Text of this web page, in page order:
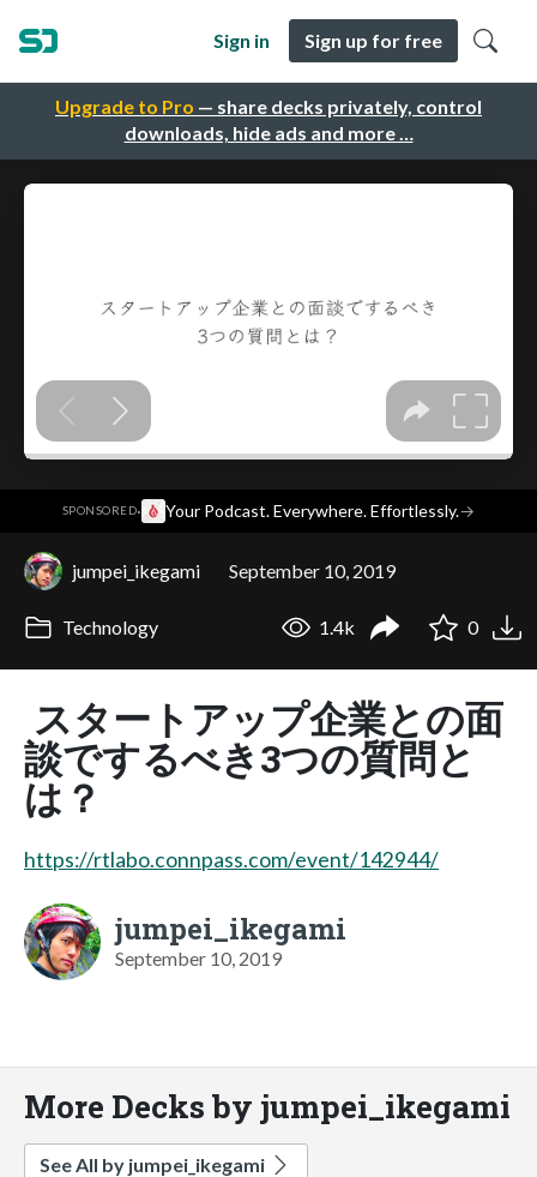
Upgrade to Pro — share decks privately, control
downloads, hide ads and more …
Sign in Sign up for free
SPONSORED· Your Podcast. Everywhere. Effortlessly.→
jumpei_ikegami September 10, 2019
Technology 1.4k 0
スタートアップ企業との面
談でするべき3つの質問と
は？
https://rtlabo.connpass.com/event/142944/
jumpei_ikegami
September 10, 2019
More Decks by jumpei_ikegami
See All by jumpei_ikegami